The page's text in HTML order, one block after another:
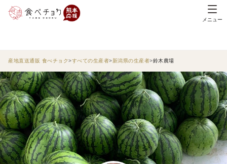
メニュー
産地直送通販 食べチョク すべての生産者 新潟県の生産者 鈴木農場